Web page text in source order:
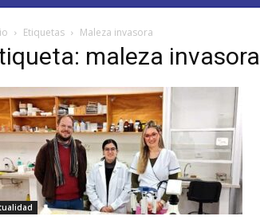
Etiquetas Maleza invasora
maleza invasora